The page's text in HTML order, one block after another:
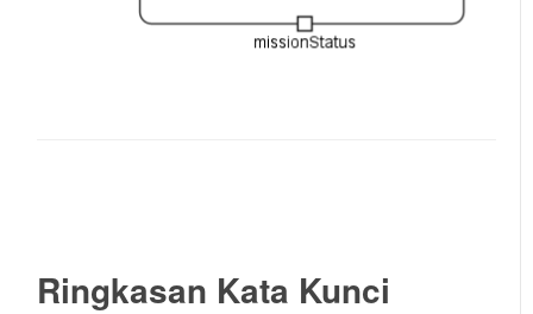
Ringkasan Kata Kunci